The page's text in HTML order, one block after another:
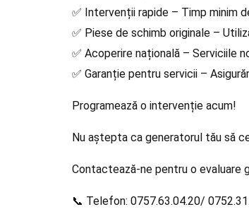
✅ Intervenții rapide – Timp minim
✅ Piese de schimb originale –
✅ Acoperire națională – Serviciile
✅ Garanție pentru servicii –
Programează o intervenție acum!
Nu aștepta ca generatorul tău să
Contactează-ne pentru o evaluare
📞 Telefon: 0757.63.04.20/